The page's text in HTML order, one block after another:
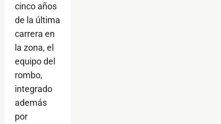
cinco años
de la última
carrera en
la zona, el
equipo del
rombo,
integrado
además
por